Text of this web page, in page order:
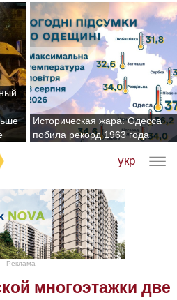
Историческая жара: Одесса
побила рекорд 1963 года
укр
Реклама
многоэтажки две